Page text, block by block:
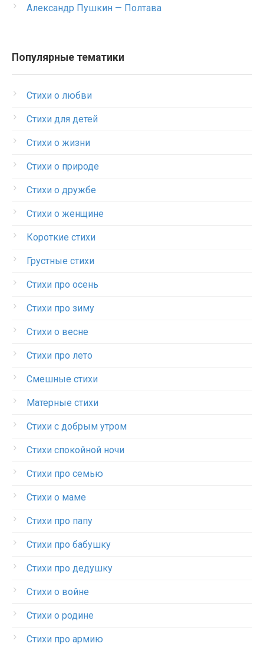
Александр Пушкин — Полтава
Популярные тематики
Стихи о любви
Стихи для детей
Стихи о жизни
Стихи о природе
Стихи о дружбе
Стихи о женщине
Короткие стихи
Грустные стихи
Стихи про осень
Стихи про зиму
Стихи о весне
Стихи про лето
Смешные стихи
Матерные стихи
Стихи с добрым утром
Стихи спокойной ночи
Стихи про семью
Стихи о маме
Стихи про папу
Стихи про бабушку
Стихи про дедушку
Стихи о войне
Стихи о родине
Стихи про армию